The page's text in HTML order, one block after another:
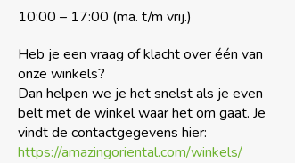
10:00 – 17:00 (ma. t/m vrij.)
Heb je een vraag of klacht over één van
onze winkels?
Dan helpen we je het snelst als je even
belt met de winkel waar het om gaat. Je
vindt de contactgegevens hier:
https://amazingoriental.com/winkels/